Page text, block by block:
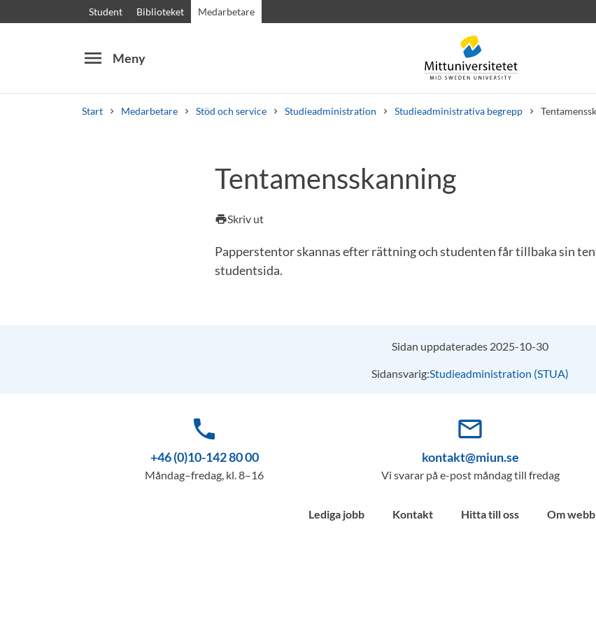
Student Biblioteket Medarbetare
menu Meny
Start Medarbetare Stöd och service Studieadministration Studieadministrativa begrepp
Kursplaner Välkomstbrev PersonalLediga jobb
Tentamensskanning
printSkriv ut
Papperstentor skannas efter rättning och studenten får tillbaka sin
studentsida.
Sidan uppdaterades 2025-10-30
Sidansvarig:Studieadministration (STUA)
phone
+46 (0)10-142 80 00
Måndag–fredag, kl. 8–16
mail_outline
kontakt@miun.se
Vi svarar på e-post måndag till fredag
Lediga jobb Kontakt Hitta till oss Om